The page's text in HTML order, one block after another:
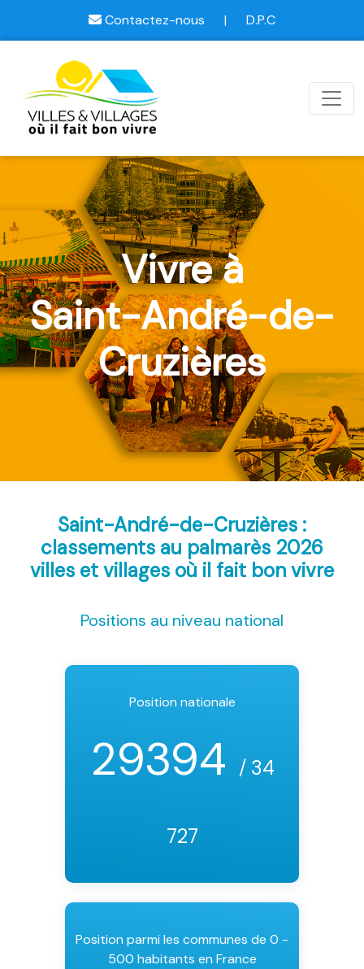
Contactez-nous | D.P.C
Vivre à
Saint-André-de-
Cruzières
Saint-André-de-Cruzières :
classements au palmarès 2026
villes et villages où il fait bon vivre
Positions au niveau national
Position nationale
29394 / 34
727
Position parmi les communes de 0 -
500 habitants en France